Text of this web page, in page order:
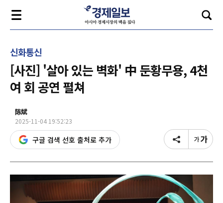
신화통신
[사진] '살아 있는 벽화' 中 둔황무용, 4천
여 회 공연 펼쳐
陈斌
2025-11-04 19:52:23
구글 검색 선호 출처로 추가